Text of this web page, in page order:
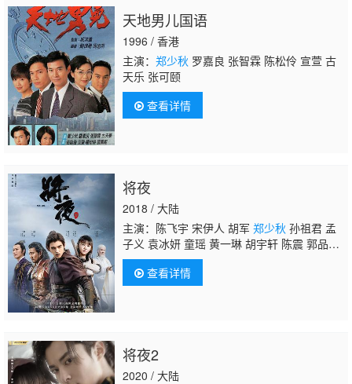
天地男儿国语
1996 / 香港
主演： 郑少秋 罗嘉良 张智霖 陈松伶 宣萱 古
天乐 张可颐
查看详情
将夜
2018 / 大陆
主演：陈飞宇 宋伊人 胡军 郑少秋 孙祖君 孟
子义 袁冰妍 童瑶 黄一琳 胡宇轩 陈震 郭品
超 金士杰 黎明 杜玉明 倪大红 安志杰 李子
雄 姚安濂 苏可 曹卫宇 卢勇 施诗 康可人 阿旺
仁青 洛桑群培 尹铸胜 何中华 祝涛 蒙恩 廖
娅 魏凯 何绍宏 孙蛟龙 洪浚嘉 芦鑫 余梦寒 茜
玲娜依 曹赞 施庆虎 富扬恩 谷文泽
查看详情
将夜2
2020 / 大陆